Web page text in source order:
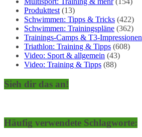
Produkttest (13)
Schwimmen: Tipps & Tricks (422)
Schwimmen: Trainingspläne (362)
Trainings-Camps & T3-Impressionen
Triathlon: Training & Tipps (608)
Video: Sport & allgemein (43)
Video: Training & Tipps (88)
Sieh dir das an!
Häufig verwendete Schlagworte: